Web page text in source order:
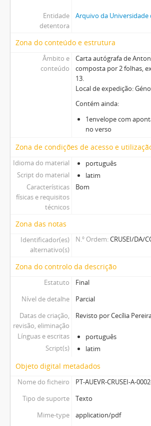
Entidade
detentora
Arquivo da Universidade
Zona do conteúdo e estrutura
Âmbito e
conteúdo
Carta autógrafa de
composta por 2 folhas,
13.
Local de expedição:
Contém ainda:
1envelope com
no verso
Zona de condições de acesso e
Idioma do material
português
Script do material
latim
Características
físicas e requisitos
técnicos
Bom
Zona das notas
Identificador(es)
alternativo(s)
N.º Ordem CRUSEI/DA/
Zona do controlo da descrição
Estatuto
Final
Nível de detalhe
Parcial
Datas de criação,
revisão, eliminação
Revisto por Cecília
Línguas e escritas
português
Script(s)
latim
Objeto digital metadados
Nome do ficheiro
PT-AUEVR-CRUSEI-A-
Tipo de suporte
Texto
Mime-type
application/pdf